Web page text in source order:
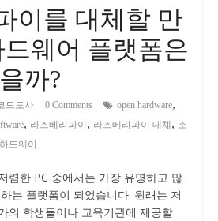
이를 대체할 만
웨어 플랫폼은
까?
드도사 0 Comments open hardware,
, 라즈베리파이 , 라즈베리파이 대체 , 소
드웨어
렴한 PC 중에서는 가장 유명하고 많
는 플랫폼이 되었습니다. 원래는 저
의 학생들이나 교육기관에 제공할